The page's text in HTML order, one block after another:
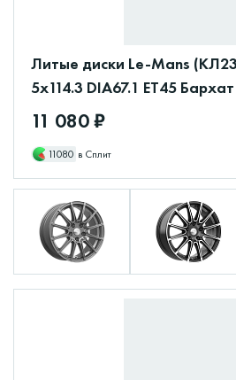
Литые диски Le-Mans
5x114.3 DIA67.1 ET45
11 080 ₽
11080 в Сплит